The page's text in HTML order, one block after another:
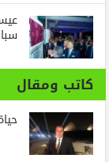
كاتب ومقال